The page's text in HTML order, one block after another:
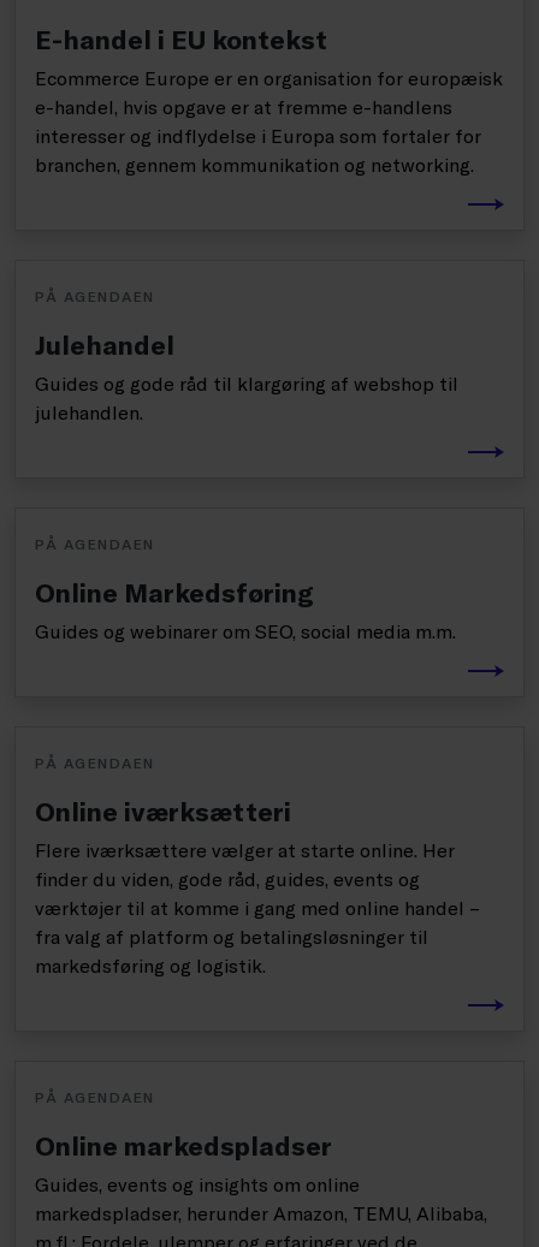
E-handel i EU kontekst
Ecommerce Europe er en organisation for europæisk
e-handel, hvis opgave er at fremme e-handlens
interesser og indflydelse i Europa som fortaler for
branchen, gennem kommunikation og networking.
PÅ AGENDAEN
Julehandel
Guides og gode råd til klargøring af webshop til
julehandlen.
PÅ AGENDAEN
Online Markedsføring
Guides og webinarer om SEO, social media m.m.
PÅ AGENDAEN
Online iværksætteri
Flere iværksættere vælger at starte online. Her
finder du viden, gode råd, guides, events og
værktøjer til at komme i gang med online handel –
fra valg af platform og betalingsløsninger til
markedsføring og logistik.
PÅ AGENDAEN
Online markedspladser
Guides, events og insights om online
markedspladser, herunder Amazon, TEMU, Alibaba,
m.fl.: Fordele, ulemper og erfaringer ved de